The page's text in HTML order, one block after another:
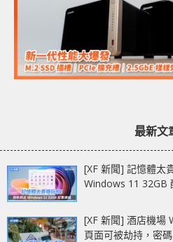
最新文
[XF 新聞] 記憶體
Windows 11 32GB
[XF 新聞] 酒店機場
頁面可被劫持，密